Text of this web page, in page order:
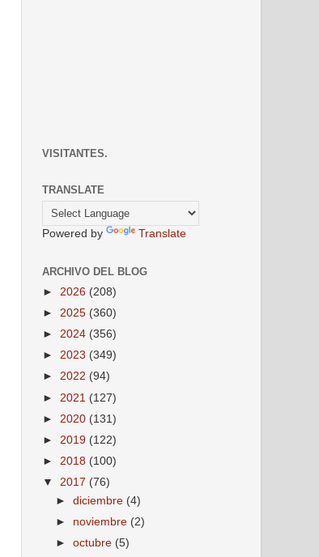
VISITANTES.
TRANSLATE
Powered by Translate
ARCHIVO DEL BLOG
► 2026 (208)
► 2025 (360)
► 2024 (356)
► 2023 (349)
► 2022 (94)
► 2021 (127)
► 2020 (131)
► 2019 (122)
► 2018 (100)
▼ 2017 (76)
►diciembre (4)
► noviembre (2)
►octubre (5)